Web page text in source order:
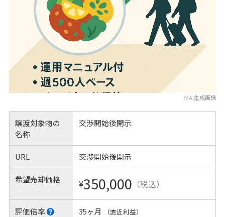
※AI生成画像
譲渡対象物の
名称
交渉開始後開示
URL 交渉開始後開示
希望売却価格 ¥350,000 （税込）
評価倍率 35ヶ月 （直近利益）